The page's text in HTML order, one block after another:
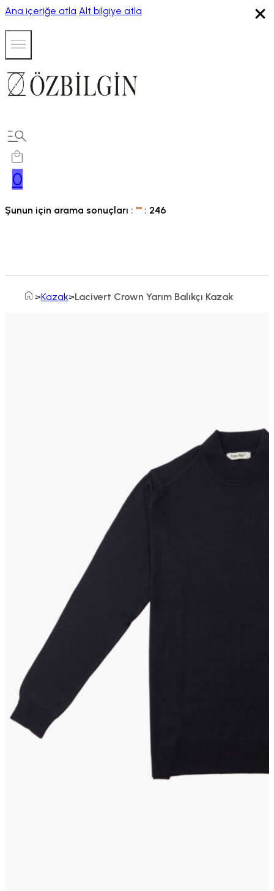
Ana içeriğe atla Alt bilgiye atla
0
Şunun için arama sonuçları : "" : 246
HomeKazak Lacivert Crown Yarım Balıkçı Kazak